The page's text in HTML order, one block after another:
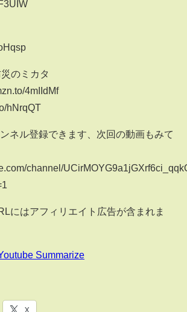
のミカタ
4mIIdMf
hNrqQT
ネル登録できます、次回の動画もみて
channel/
にはアフィリエイト広告が含まれま
Summarize
X